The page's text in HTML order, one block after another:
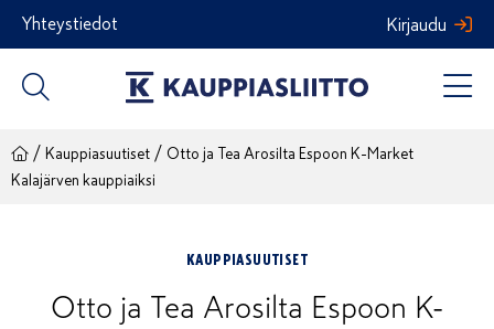
Siirry
sisältöön
Yhteystiedot Kirjaudu
/ Kauppiasuutiset / Otto ja Tea Arosilta Espoon K-Market
Kalajärven kauppiaiksi
KAUPPIASUUTISET
Otto ja Tea Arosilta Espoon K-